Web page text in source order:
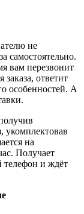
не
самостоятельно.
вам перезвонит
ответит
особенностей. А
укомплектовав
на
Получает
телефон и ждёт